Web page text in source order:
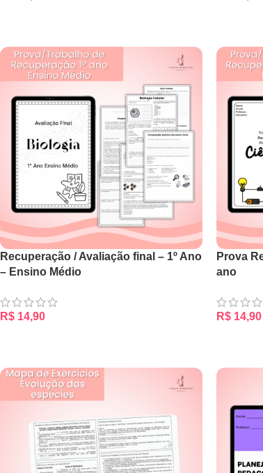
Recuperação / Avaliação final – 1º Ano
– Ensino Médio
R$ 14,90
Prova
ano
R$14,90